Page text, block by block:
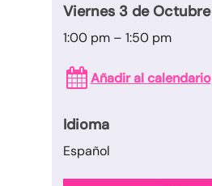
Viernes 3 de Octubre
1:00 pm – 1:50 pm
Añadir al calendario
Idioma
Español